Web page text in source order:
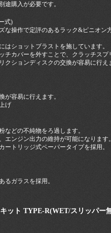
購入が必要です。
式)
な操作で定評のあるラック&ピニオン
はショットブラストを施しています。
チカバーを外すことで、クラッチスプ
クションディスクの交換が容易に行え
が容易に行えます。
げ
などの不純物をろ過します。
エンジン出力の維持が可能になります。
ートリッジ式ペーパータイプを採用。
るガラスを採用。
ット TYPE-R(WET/スリッパー